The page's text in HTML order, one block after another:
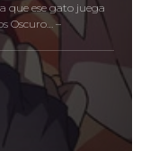
que ese gato juega
Oscuro… –